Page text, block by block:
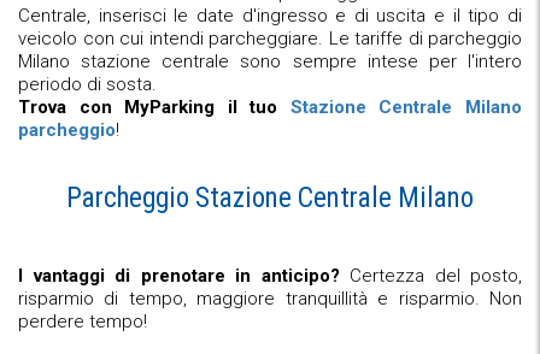
Centrale, inserisci le date d'ingresso e di uscita e il tipo di
veicolo con cui intendi parcheggiare. Le tariffe di parcheggio
Milano stazione centrale sono sempre intese per l'intero
periodo di sosta.
Trova con MyParking il tuo Stazione Centrale Milano
parcheggio!
Parcheggio Stazione Centrale Milano
I vantaggi di prenotare in anticipo? Certezza del posto,
risparmio di tempo, maggiore tranquillità e risparmio. Non
perdere tempo!